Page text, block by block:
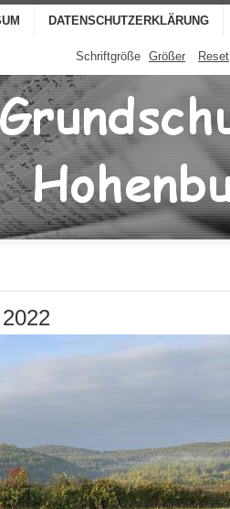
DATENSCHUTZERKLÄRUNG
Schriftgröße Größer Reset